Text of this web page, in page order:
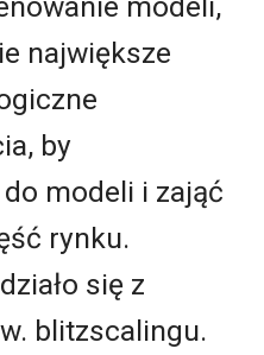
modeli,
największe
by
modeli i zająć
rynku.
się z
blitzscalingu.